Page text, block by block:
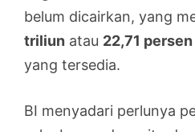
belum dicairkan, yang
triliun atau 22,71 persen
yang tersedia.
BI menyadari perlunya